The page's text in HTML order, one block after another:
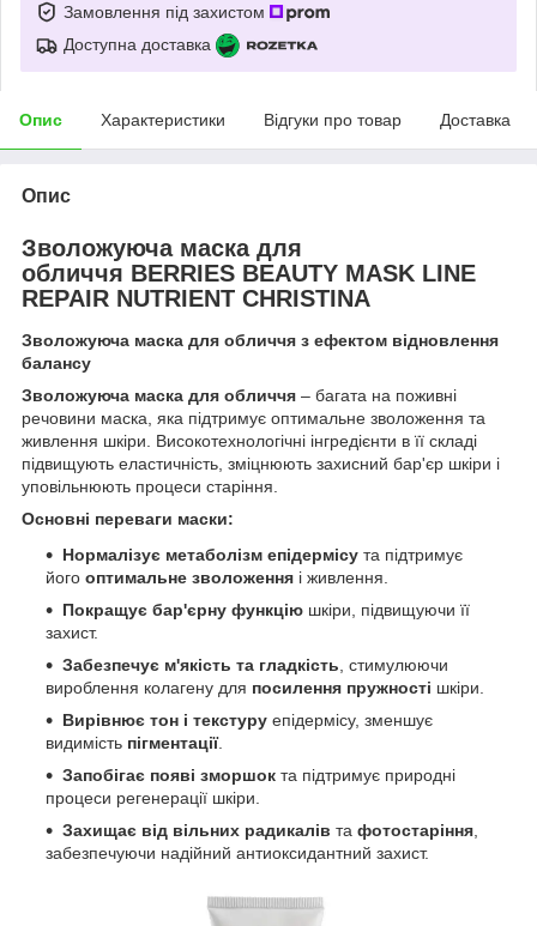
Замовлення під захистом
Доступна доставка
Опис Характеристики Відгуки про товар Доставка
Опис
Зволожуюча маска для
обличчя BERRIES BEAUTY MASK LINE
REPAIR NUTRIENT CHRISTINA
Зволожуюча маска для обличчя з ефектом відновлення
балансу
Зволожуюча маска для обличчя – багата на поживні
речовини маска, яка підтримує оптимальне зволоження та
живлення шкіри. Високотехнологічні інгредієнти в її складі
підвищують еластичність, зміцнюють захисний бар'єр шкіри і
уповільнюють процеси старіння.
Основні переваги маски:
Нормалізує метаболізм епідермісу та підтримує
його оптимальне зволоження і живлення.
Покращує бар'єрну функцію шкіри, підвищуючи її
захист.
Забезпечує м'якість та гладкість, стимулюючи
вироблення колагену для посилення пружності шкіри.
Вирівнює тон і текстуру епідермісу, зменшує
видимість пігментації.
Запобігає появі зморшок та підтримує природні
процеси регенерації шкіри.
Захищає від вільних радикалів та фотостаріння,
забезпечуючи надійний антиоксидантний захист.